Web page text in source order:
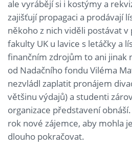
ale vyrábějí si i kostýmy a
zajišťují propagaci a prodávají
někoho z nich viděli postávat
fakulty UK u lavice s letáčky a
finančním zdrojům to ani jinak
od Nadačního fondu Viléma
nezvládl zaplatit pronájem
většinu výdajů) a studenti
organizace představení
rok nové zájemce, aby mohla
dlouho pokračovat.